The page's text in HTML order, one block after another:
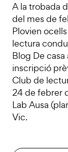
A la trobada
del mes de
Plovien
lectura
Blog De casa
inscripció
Club de
24 de febrer
Lab Ausa
Vic.